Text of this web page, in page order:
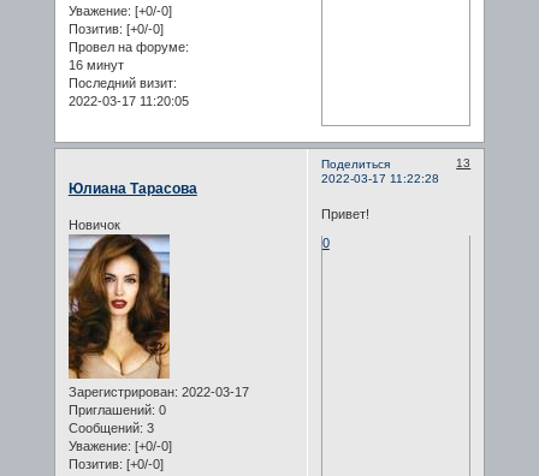
Уважение: [+0/-0]
Позитив: [+0/-0]
Провел на форуме:
16 минут
Последний визит:
2022-03-17 11:20:05
Поделиться
13
2022-03-17 11:22:28
Юлиана Тарасова
Новичок
Зарегистрирован: 2022-03-17
Приглашений: 0
Сообщений: 3
Уважение: [+0/-0]
Позитив: [+0/-0]
Привет!
0